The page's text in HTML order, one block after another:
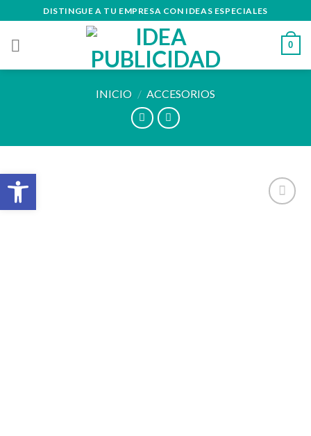
to
content
DISTINGUE A TU EMPRESA CON IDEAS ESPECIALES
0
INICIO / ACCESORIOS
Abrir barra de herramientas